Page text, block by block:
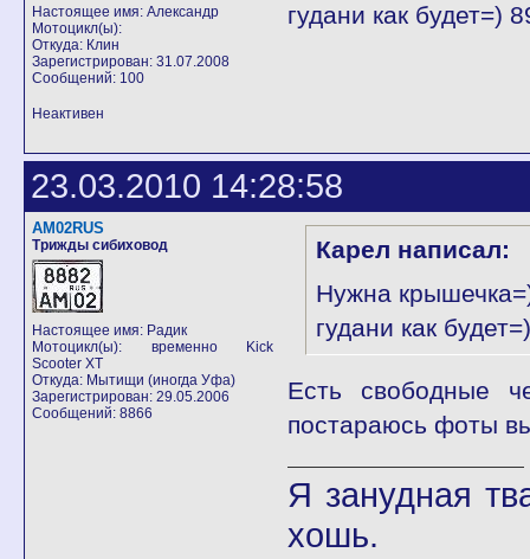
Настоящее имя: Александр
Мотоцикл(ы):
Откуда: Клин
Зарегистрирован: 31.07.2008
Сообщений: 100
гудани как будет=)
Неактивен
23.03.2010 14:28:58
AM02RUS
Трижды сибиховод
Настоящее имя: Радик
Мотоцикл(ы): временно Kick
Scooter XT
Откуда: Мытищи (иногда Уфа)
Зарегистрирован: 29.05.2006
Сообщений: 8866
Карел написал:
Нужна
гудани как
Есть свободные
постараюсь фоты
Я занудная
хошь.